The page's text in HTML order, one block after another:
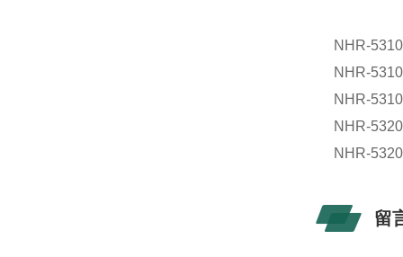
NHR-
NHR-
NHR-
NHR-
NHR-
留